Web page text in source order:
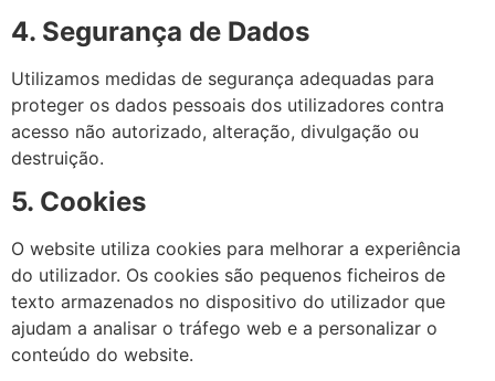
4. Segurança de Dados
Utilizamos medidas de segurança adequadas para
proteger os dados pessoais dos utilizadores contra
acesso não autorizado, alteração, divulgação ou
destruição.
5. Cookies
O website utiliza cookies para melhorar a experiência
do utilizador. Os cookies são pequenos ficheiros de
texto armazenados no dispositivo do utilizador que
ajudam a analisar o tráfego web e a personalizar o
conteúdo do website.